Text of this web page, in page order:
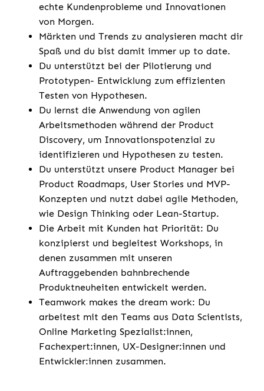
echte Kundenprobleme und Innovationen
von Morgen.
Märkten und Trends zu analysieren macht dir
Spaß und du bist damit immer up to date.
Du unterstützt bei der Pilotierung und
Prototypen- Entwicklung zum effizienten
Testen von Hypothesen.
Du lernst die Anwendung von agilen
Arbeitsmethoden während der Product
Discovery, um Innovationspotenzial zu
identifizieren und Hypothesen zu testen.
Du unterstützt unsere Product Manager bei
Product Roadmaps, User Stories und MVP-
Konzepten und nutzt dabei agile Methoden,
wie Design Thinking oder Lean-Startup.
Die Arbeit mit Kunden hat Priorität: Du
konzipierst und begleitest Workshops, in
denen zusammen mit unseren
Auftraggebenden bahnbrechende
Produktneuheiten entwickelt werden.
Teamwork makes the dream work: Du
arbeitest mit den Teams aus Data Scientists,
Online Marketing Spezialist:innen,
Fachexpert:innen, UX-Designer:innen und
Entwickler:innen zusammen.